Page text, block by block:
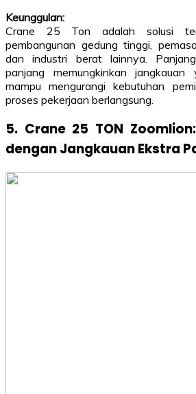
Keunggulan:
Crane 25 Ton adalah solusi
pembangunan gedung tinggi,
dan industri berat lainnya.
panjang memungkinkan jangkauan
mampu mengurangi kebutuhan
proses pekerjaan berlangsung.
5. Crane 25 TON
dengan Jangkauan Ekstra